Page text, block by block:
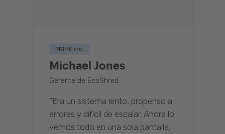
PRIME inc.
Michael Jones
Gerente de EcoShred
“Era un sistema lento, propenso a
errores y difícil de escalar. Ahora lo
vemos todo en una sola pantalla,